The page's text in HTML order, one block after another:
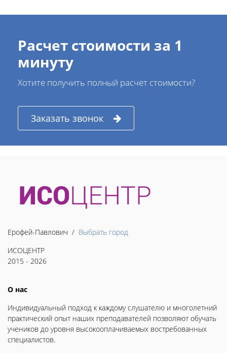
Расчет стоимости за 1
минуту
Хотите получить полный расчет стоимости?
Заказать звонок
Ерофей-Павлович / Выбрать город
ИСОЦЕНТР
2015 - 2026
О нас
Индивидуальный подход к каждому слушателю и многолетний
практический опыт наших преподавателей позволяют обучать
учеников до уровня высокооплачиваемых востребованных
специалистов.